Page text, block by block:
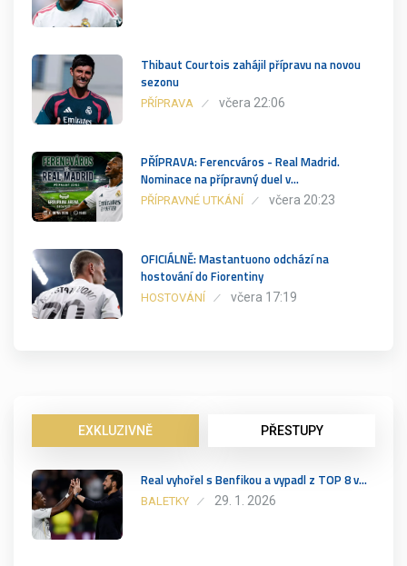
Thibaut Courtois zahájil přípravu na novou
sezonu
PŘÍPRAVA včera 22:06
PŘÍPRAVA: Ferencváros - Real Madrid.
Nominace na přípravný duel v…
PŘÍPRAVNÉ UTKÁNÍ včera 20:23
OFICIÁLNĚ: Mastantuono odchází na
hostování do Fiorentiny
HOSTOVÁNÍ včera 17:19
EXKLUZIVNĚ PŘESTUPY
Real vyhořel s Benfikou a vypadl z TOP 8 v…
BALETKY 29. 1. 2026